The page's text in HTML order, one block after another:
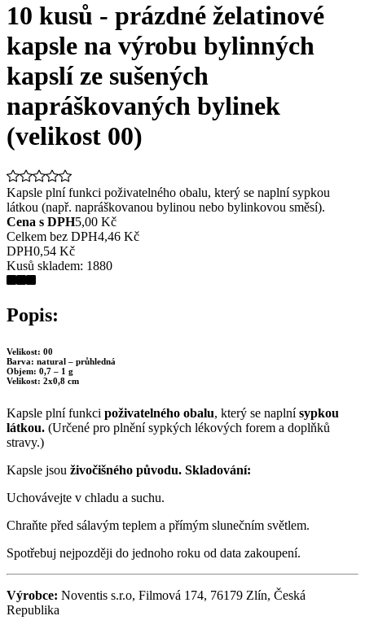
10 kusů - prázdné želatinové
kapsle na výrobu bylinných
kapslí ze sušených
napráškovaných bylinek
(velikost 00)
Kapsle plní funkci poživatelného obalu, který se naplní sypkou
látkou (např. napráškovanou bylinou nebo bylinkovou směsí).
Cena s DPH5,00 Kč
Celkem bez DPH4,46 Kč
DPH0,54 Kč
Kusů skladem: 1880
Popis:
Velikost: 00
Barva: natural – průhledná
Objem: 0,7 – 1 g
Velikost: 2x0,8 cm
Kapsle plní funkci poživatelného obalu, který se naplnísypkou
látkou. (Určené pro plnění sypkých lékových forem a doplňků
stravy.)
Kapsle jsou živočišného původu. Skladování:
Uchovávejte v chladu a suchu.
Chraňte před sálavým teplem a přímým slunečním světlem.
Spotřebuj nejpozději do jednoho roku od data zakoupení.
Výrobce: Noventis s.r.o, Filmová 174, 76179 Zlín, Česká
Republika